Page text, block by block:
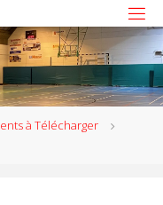
à Télécharger